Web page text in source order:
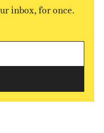
inbox, for once.